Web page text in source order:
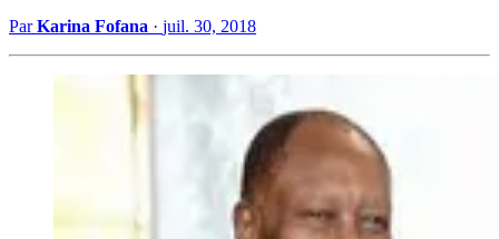
ParKarina Fofana · juil. 30, 2018